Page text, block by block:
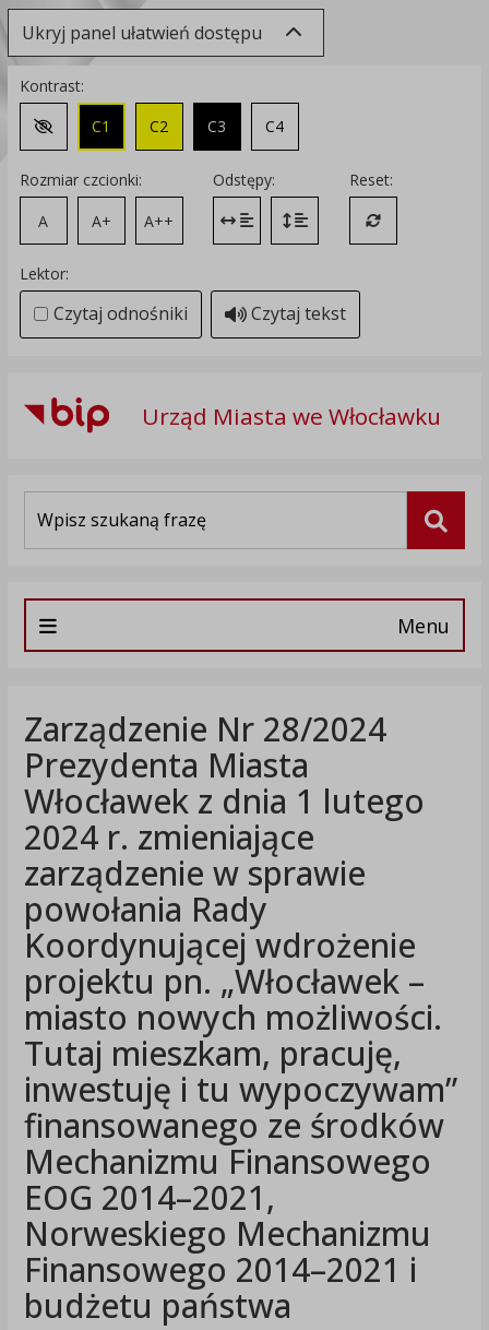
Ukryj panel ułatwień dostępu
Kontrast:
Zmień kontrast na domyślny
C1 C2 C3 C4
Rozmiar czcionki:
A
A+ A++
Odstępy:
Zmień odstęp między literami
Zmień interlinię i margines
Reset:
Przywróć
Lektor:
Czytaj odnośniki Czytaj tekst
Urząd Miasta we Włocławku
Menu
Zarządzenie Nr 28/2024
Prezydenta Miasta
Włocławek z dnia 1 lutego
2024 r. zmieniające
zarządzenie w sprawie
powołania Rady
Koordynującej wdrożenie
projektu pn. „Włocławek –
miasto nowych możliwości.
Tutaj mieszkam, pracuję,
inwestuję i tu wypoczywam”
finansowanego ze środków
Mechanizmu Finansowego
EOG 2014–2021,
Norweskiego Mechanizmu
Finansowego 2014–2021 i
budżetu państwa